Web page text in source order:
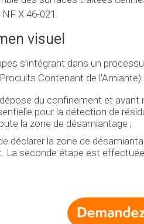
X 46-021.
visuel
s’intégrant dans un
Contenant de l'Amiante)
du confinement et
pour la détection de
la zone de désamiantage ;
déclarer la zone de
La seconde étape est